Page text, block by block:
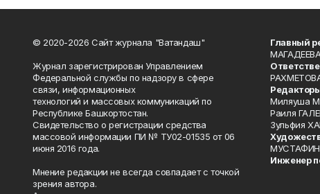
© 2020-2026 Сайт журнала "Ватандаш"
Журнал зарегистрирован Управлением
Федеральной службы по надзору в сфере
связи, информационных
технологий и массовых коммуникаций по
Республике Башкортостан.
Свидетельство о регистрации средства
массовой информации ПИ № ТУ02-01535 от 06
июня 2016 года.
Мнение редакции не всегда совпадает с точкой
зрения автора.
Главный
Миляуша
Раиля
Зульфия
Инженер